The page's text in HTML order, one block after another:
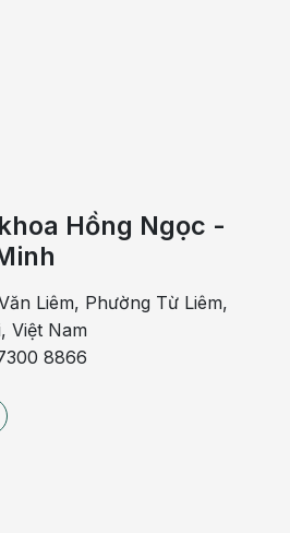
nhiễm trùng, hoại tử, mất
Hồng Ngọc -
Liêm, Phường Từ Liêm,
Việt Nam
8866